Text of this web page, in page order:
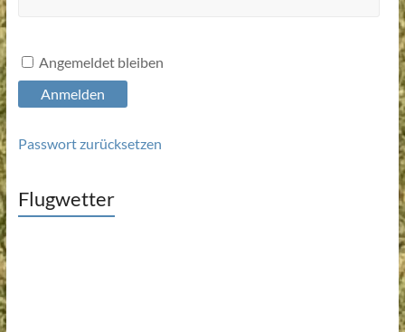
Angemeldet bleiben
Anmelden
Passwort zurücksetzen
Flugwetter